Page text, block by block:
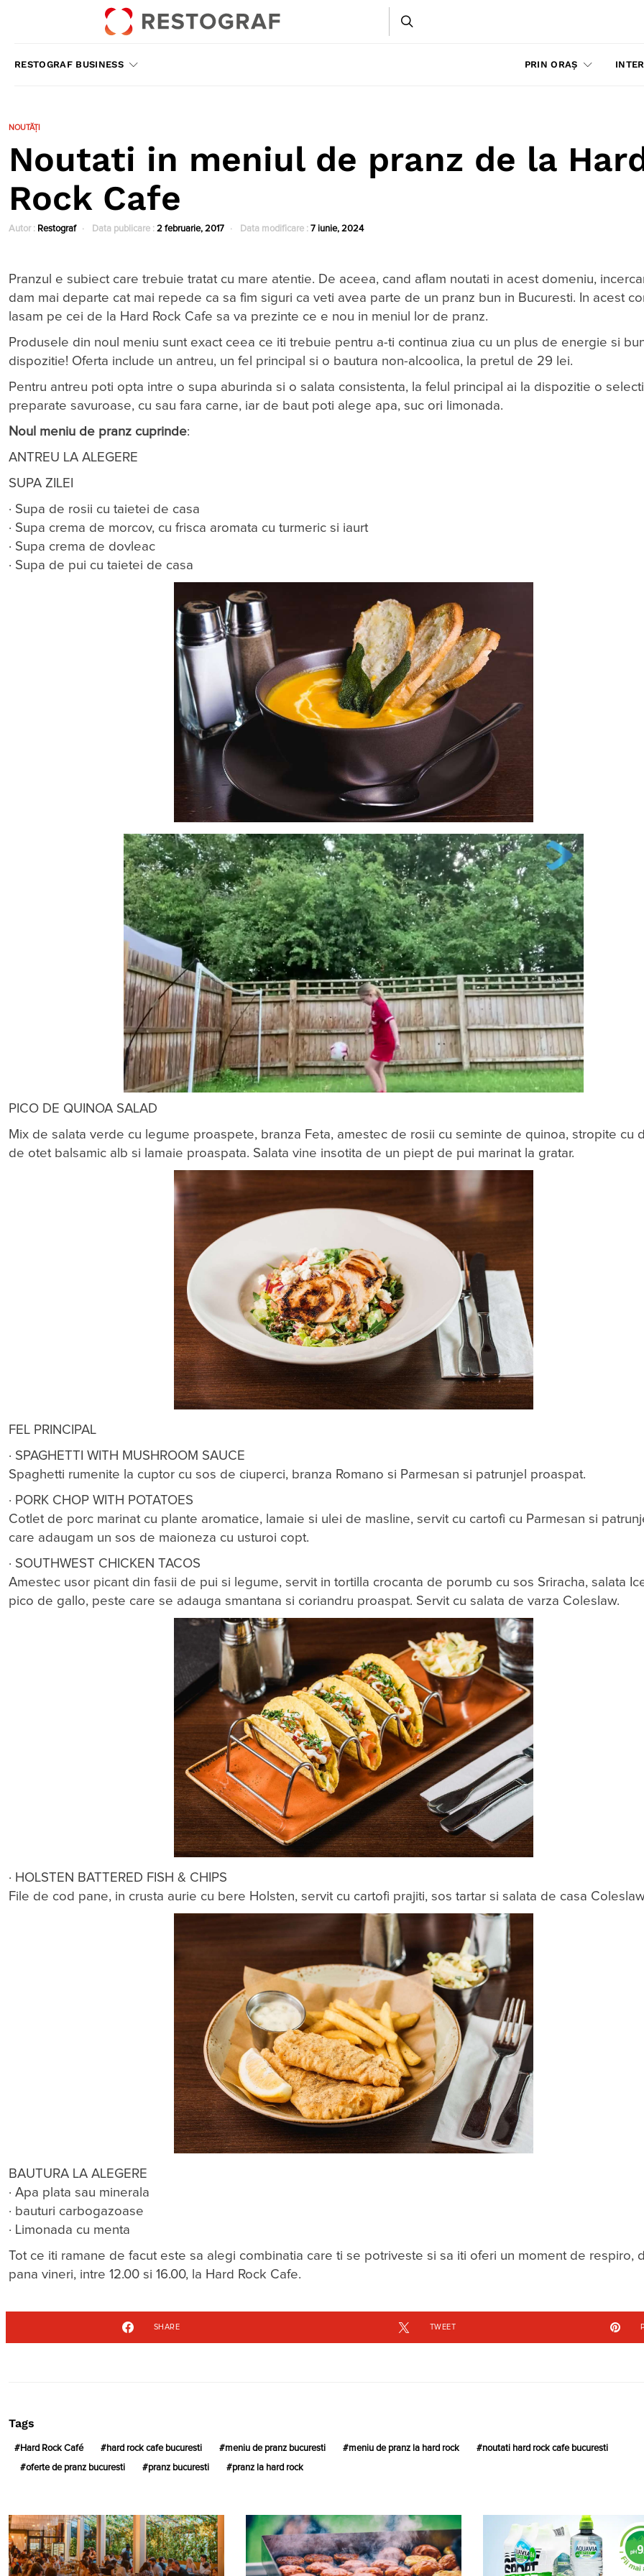
RESTOGRAF BUSINESS PRIN ORAȘ
NOUTĂȚI
Noutati in meniul de pranz de la
Rock Cafe
Autor : Restograf Data publicare : 2 februarie, 2017 Data modificare : 7 iunie, 2024
Pranzul e subiect care trebuie tratat cu mare atentie. De aceea, cand aflam noutati in acest domeniu,
dam mai departe cat mai repede ca sa fim siguri ca veti avea parte de un pranz bun in Bucuresti. In acest
lasam pe cei de la Hard Rock Cafe sa va prezinte ce e nou in meniul lor de pranz.
Produsele din noul meniu sunt exact ceea ce iti trebuie pentru a-ti continua ziua cu un plus de energie si
dispozitie! Oferta include un antreu, un fel principal si o bautura non-alcoolica, la pretul de 29 lei.
Pentru antreu poti opta intre o supa aburinda si o salata consistenta, la felul principal ai la dispozitie o
preparate savuroase, cu sau fara carne, iar de baut poti alege apa, suc ori limonada.
Noul meniu de pranz cuprinde:
ANTREU LA ALEGERE
SUPA ZILEI
· Supa de rosii cu taietei de casa
· Supa crema de morcov, cu frisca aromata cu turmeric si iaurt
· Supa crema de dovleac
· Supa de pui cu taietei de casa
PICO DE QUINOA SALAD
Mix de salata verde cu legume proaspete, branza Feta, amestec de rosii cu seminte de quinoa, stropite cu
de otet balsamic alb si lamaie proaspata. Salata vine insotita de un piept de pui marinat la gratar.
FEL PRINCIPAL
· SPAGHETTI WITH MUSHROOM SAUCE
Spaghetti rumenite la cuptor cu sos de ciuperci, branza Romano si Parmesan si patrunjel proaspat.
· PORK CHOP WITH POTATOES
Cotlet de porc marinat cu plante aromatice, lamaie si ulei de masline, servit cu cartofi cu Parmesan si
care adaugam un sos de maioneza cu usturoi copt.
· SOUTHWEST CHICKEN TACOS
Amestec usor picant din fasii de pui si legume, servit in tortilla crocanta de porumb cu sos Sriracha, salata
pico de gallo, peste care se adauga smantana si coriandru proaspat. Servit cu salata de varza Coleslaw.
· HOLSTEN BATTERED FISH & CHIPS
File de cod pane, in crusta aurie cu bere Holsten, servit cu cartofi prajiti, sos tartar si salata de casa
BAUTURA LA ALEGERE
· Apa plata sau minerala
· bauturi carbogazoase
· Limonada cu menta
Tot ce iti ramane de facut este sa alegi combinatia care ti se potriveste si sa iti oferi un moment de respiro,
pana vineri, intre 12.00 si 16.00, la Hard Rock Cafe.
SHARE TWEET
Tags
Hard Rock Café hard rock cafe bucuresti meniu de pranz bucuresti meniu de pranz la hard rock noutati hard rock cafe bucuresti
oferte de pranz bucuresti pranz bucuresti pranz la hard rock